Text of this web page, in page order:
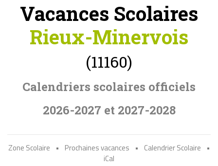
Vacances Scolaires
Rieux-Minervois
(11160)
Calendriers scolaires officiels
2026-2027 et 2027-2028
Zone Scolaire • Prochaines vacances • Calendrier Scolaire
•
iCal